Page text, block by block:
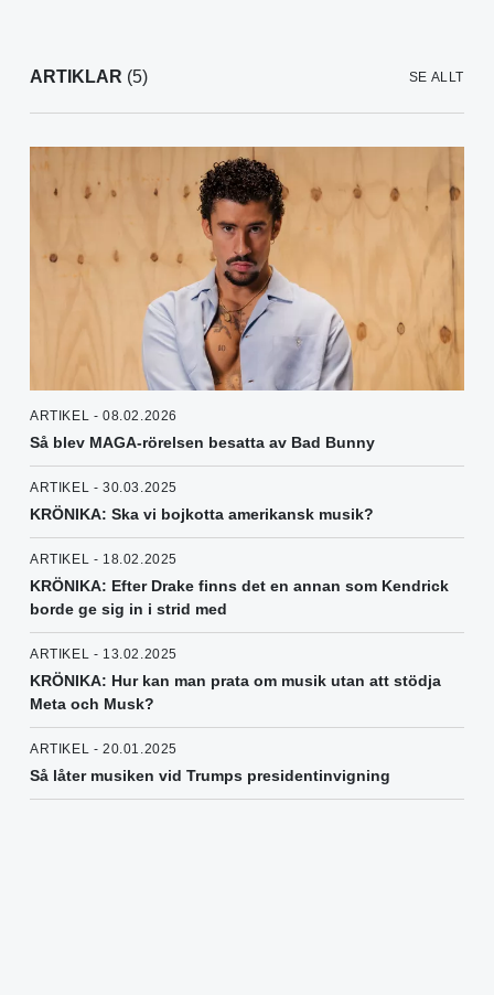
ARTIKLAR (5) SE ALLT
ARTIKEL - 08.02.2026
Så blev MAGA-rörelsen besatta av Bad Bunny
ARTIKEL - 30.03.2025
KRÖNIKA: Ska vi bojkotta amerikansk musik?
ARTIKEL - 18.02.2025
KRÖNIKA: Efter Drake finns det en annan som Kendrick
borde ge sig in i strid med
ARTIKEL - 13.02.2025
KRÖNIKA: Hur kan man prata om musik utan att stödja
Meta och Musk?
ARTIKEL - 20.01.2025
Så låter musiken vid Trumps presidentinvigning